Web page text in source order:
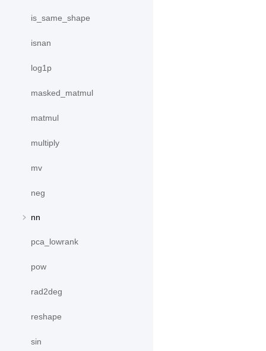
is_same_shape
isnan
log1p
masked_matmul
matmul
multiply
mv
neg
nn
pca_lowrank
pow
rad2deg
reshape
sin